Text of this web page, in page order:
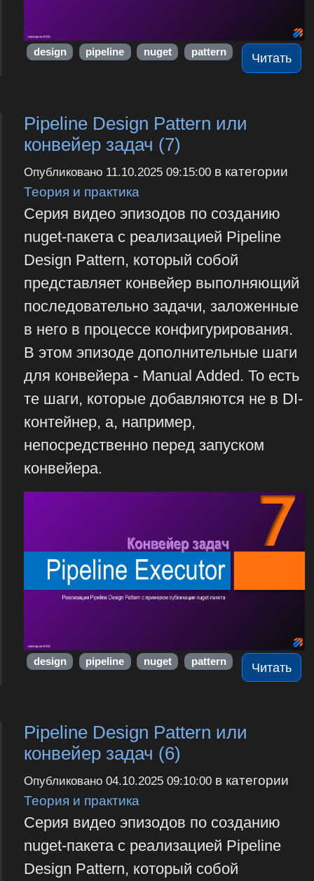
Читать
design pipeline nuget pattern
Pipeline Design Pattern или
конвейер задач (7)
Опубликовано 11.10.2025 09:15:00в категории
Теория и практика
Серия видео эпизодов по созданию
nuget-пакета с реализацией Pipeline
Design Pattern, который собой
представляет конвейер выполняющий
последовательно задачи, заложенные
в него в процессе конфигурирования.
В этом эпизоде дополнительные шаги
для конвейера - Manual Added. То есть
те шаги, которые добавляются не в DI-
контейнер, а, например,
непосредственно перед запуском
конвейера.
Читать
design pipeline nuget pattern
Pipeline Design Pattern или
конвейер задач (6)
Опубликовано 04.10.2025 09:10:00в категории
Теория и практика
Серия видео эпизодов по созданию
nuget-пакета с реализацией Pipeline
Design Pattern, который собой